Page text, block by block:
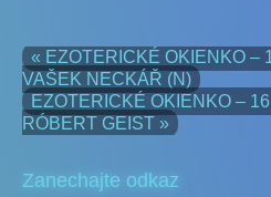
« EZOTERICKÉ OKIENKO –
VAŠEK NECKÁŘ (N)
EZOTERICKÉ OKIENKO –
RÓBERT GEIST »
Zanechajte odkaz